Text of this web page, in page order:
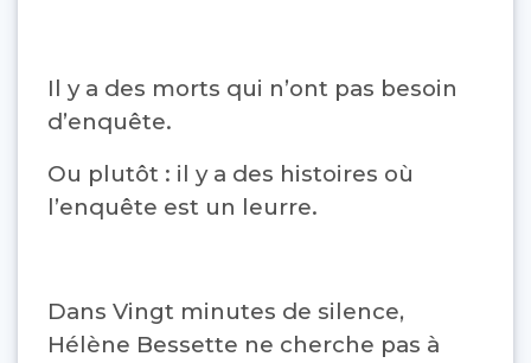
Il y a des morts qui n’ont pas besoin
d’enquête.
Ou plutôt : il y a des histoires où
l’enquête est un leurre.
Dans Vingt minutes de silence,
Hélène Bessette ne cherche pas à